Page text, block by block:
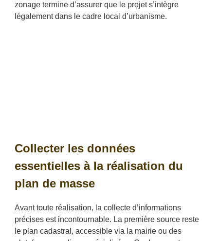
zonage termine d’assurer que le projet s’intègre
légalement dans le cadre local d’urbanisme.
Collecter les données
essentielles à la réalisation du
plan de masse
Avant toute réalisation, la collecte d’informations
précises est incontournable. La première source reste
le plan cadastral, accessible via la mairie ou des